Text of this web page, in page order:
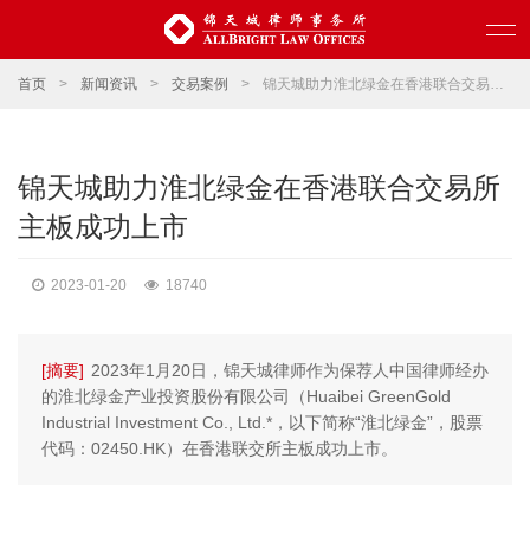
首页 > 新闻资讯 > 交易案例 > 锦天城助力淮北绿金在香港联合交易所主板成功上市
锦天城助力淮北绿金在香港联合交易所
主板成功上市
2023-01-20 18740
[摘要] 2023年1月20日，锦天城律师作为保荐人中国律师经办
的淮北绿金产业投资股份有限公司（Huaibei GreenGold
Industrial Investment Co., Ltd.*，以下简称“淮北绿金”，股票
代码：02450.HK）在香港联交所主板成功上市。